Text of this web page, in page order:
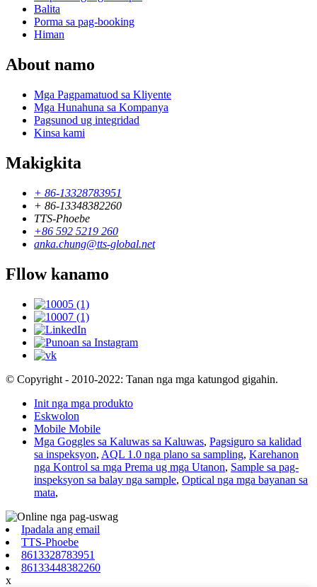
Balita
Porma sa pag-booking
Himan
About namo
Mga Pagpamatuod sa Kliyente
Mga Hunahuna sa Kompanya
Pagsunod ug integridad
Kinsa kami
Makigkita
+ 86-13328783951
+ 86-13348382260
TTS-Phoebe
+86 592 5219 260
anka.chung@tts-global.net
Fllow kanamo
© Copyright - 2010-2022: Tanan nga mga katungod gigahin.
Init nga mga produkto
Eskwolon
Mobile Mobile
Mga Goggles sa Kaluwas sa Kaluwas, Pagsiguro sa kalidad
sa inspeksyon, AQL 1.0 nga plano sa sampling, Karehanon
nga Kontrol sa mga Prema ug mga Utanon, Sample sa pag-
inspeksyon sa balay nga sample, Optical nga mga bayanan sa
mata,
Ipadala ang email
TTS-Phoebe
8613328783951
86133448382260
x